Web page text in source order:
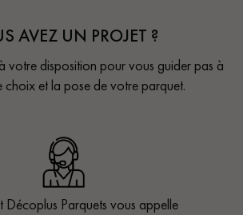
AVEZ UN PROJET ?
votre disposition pour vous guider pas à
choix et la pose de votre parquet.
Décoplus Parquets vous appelle